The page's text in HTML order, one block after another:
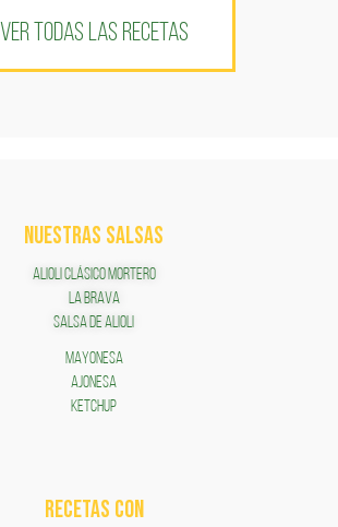
VER TODAS LAS RECETAS
NUESTRAS SALSAS
ALIOLI CLÁSICO MORTERO
LA BRAVA
SALSA DE ALIOLI
MAYONESA
AJONESA
KETCHUP
RECETAS COn